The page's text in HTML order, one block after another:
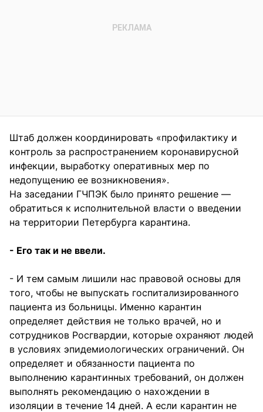
Штаб должен координировать «профилактику и
контроль за распространением коронавирусной
инфекции, выработку оперативных мер по
недопущению ее возникновения».
На заседании ГЧПЭК было принято решение —
обратиться к исполнительной власти о введении
на территории Петербурга карантина.
- Его так и не ввели.
- И тем самым лишили нас правовой основы для
того, чтобы не выпускать госпитализированного
пациента из больницы. Именно карантин
определяет действия не только врачей, но и
сотрудников Росгвардии, которые охраняют людей
в условиях эпидемиологических ограничений. Он
определяет и обязанности пациента по
выполнению карантинных требований, он должен
выполнять рекомендацию о нахождении в
изоляции в течение 14 дней. А если карантин не